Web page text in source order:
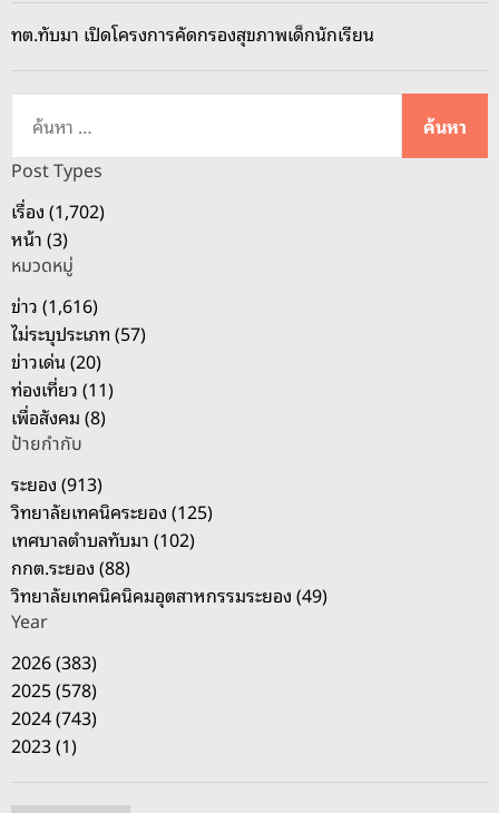
ทต.ทับมา เปิดโครงการคัดกรองสุขภาพเด็กนักเรียน
ห
สำ
ห
รั
บ
:
Post Types
เรื่อง (1,702)
หน้า (3)
หมวดหมู่
ข่าว (1,616)
ไม่ระบุประเภท (57)
ข่าวเด่น (20)
ท่องเที่ยว (11)
เพื่อสังคม (8)
ป้ายกำกับ
ระยอง (913)
วิทยาลัยเทคนิคระยอง (125)
เทศบาลตำบลทับมา (102)
กกต.ระยอง (88)
วิทยาลัยเทคนิคนิคมอุตสาหกรรมระยอง (49)
Year
2026 (383)
2025 (578)
2024 (743)
2023 (1)